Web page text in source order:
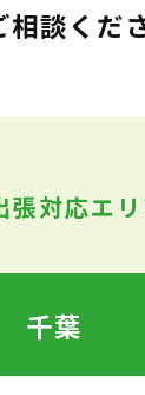
談くだ
張対応エ
千葉